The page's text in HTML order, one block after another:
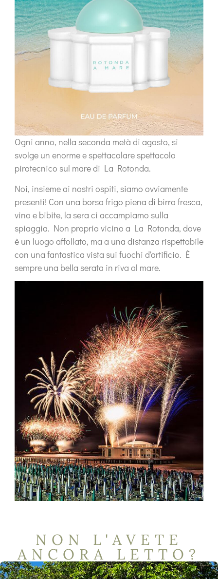
Ogni anno, nella seconda metà di agosto, si
svolge un enorme e spettacolare spettacolo
pirotecnico sul mare di La Rotonda.
Noi, insieme ai nostri ospiti, siamo ovviamente
presenti! Con una borsa frigo piena di birra fresca,
vino e bibite, la sera ci accampiamo sulla
spiaggia. Non proprio vicino a La Rotonda, dove
è un luogo affollato, ma a una distanza rispettabile
con una fantastica vista sui fuochi d'artificio. È
sempre una bella serata in riva al mare.
NON L'AVETE
ANCORA LETTO?